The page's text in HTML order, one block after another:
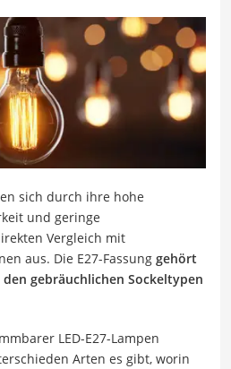
sich durch ihre hohe
und geringe
Vergleich mit
aus. Die E27-Fassung gehört
den gebräuchlichen Sockeltypen
LED-E27-Lampen
Arten es gibt, worin